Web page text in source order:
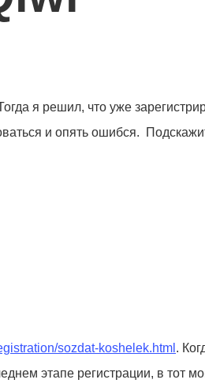
я решил, что уже
и опять ошибся.
sozdat-koshelek.html .
этапе регистрации, в тот